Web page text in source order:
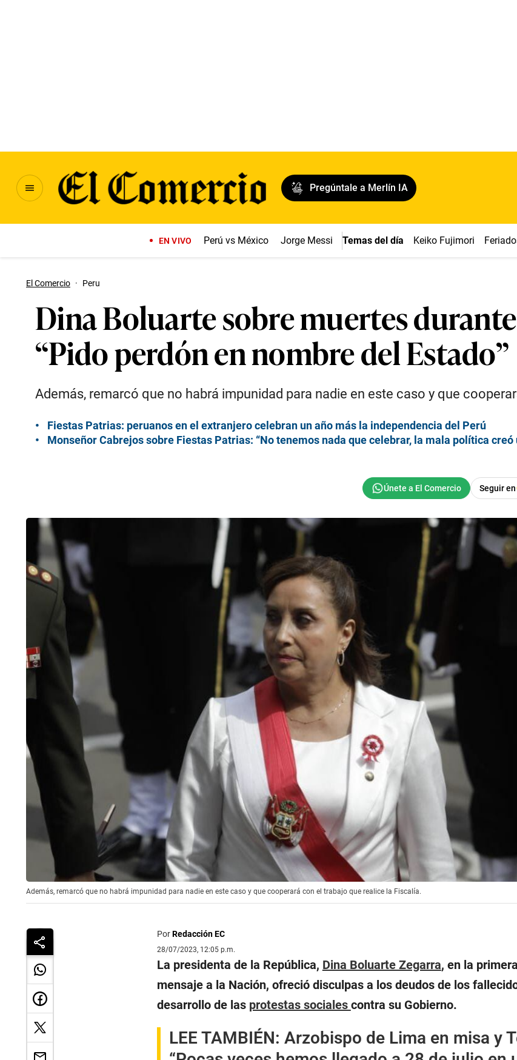
Pregúntale a Merlín IA
EN VIVO Perú vs México Jorge Messi Temas del día Keiko Fujimori
El Comercio · Peru
Dina Boluarte sobre muertes
“Pido perdón en nombre del Estado”
Además, remarcó que no habrá impunidad para nadie en este caso y que
Fiestas Patrias: peruanos en el extranjero celebran un año más la independencia del Perú
Monseñor Cabrejos sobre Fiestas Patrias: “No tenemos nada que celebrar, la mala política
Seguir en
Además, remarcó que no habrá impunidad para nadie en este caso y que cooperará con el trabajo que realice la Fiscalía.
PorRedacción EC
28/07/2023, 12:05 p.m.
La presidenta de la República, Dina Boluarte Zegarra, en la
mensaje a la Nación, ofreció disculpas a los deudos de los
desarrollo de las protestas sociales contra su Gobierno.
LEE TAMBIÉN: Arzobispo de Lima en misa y